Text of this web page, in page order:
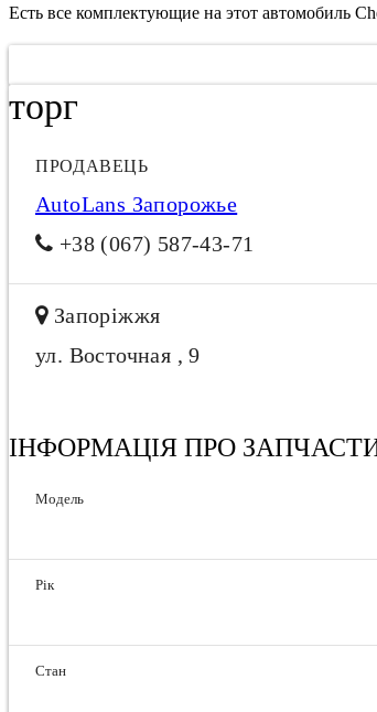
Есть все комплектующие на этот
торг
ПРОДАВЕЦЬ
AutoLans Запорожье
+38 (067) 587-43-71
Запоріжжя
ул. Восточная , 9
ІНФОРМАЦІЯ ПРО
Модель
Рік
Стан